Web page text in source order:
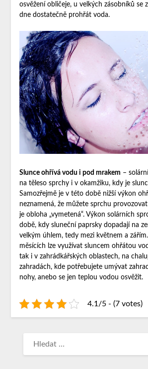
osvěžení obličeje, u velkých zásobníků se
dne dostatečně prohřát voda.
Slunce ohřívá vodu i pod mrakem –
na těleso sprchy i v okamžiku, kdy je
Samozřejmě je v této době nižší výkon
neznamená, že můžete sprchu
je obloha „vymetená“. Výkon solárních
době, kdy sluneční paprsky dopadají na
velkým úhlem, tedy mezi květnem a
měsících lze využívat sluncem ohřátou
tak i v zahrádkářských oblastech, na
zahradách, kde potřebujete umývat
nohy, anebo se jen teplou vodou osvěžit.
4.1/5 - (7 votes)